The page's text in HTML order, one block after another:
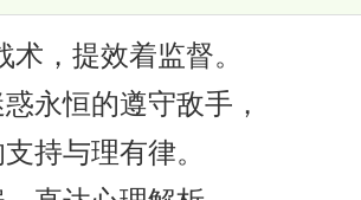
术，提效着监督。
永恒的遵守敌手，
持与理有律。